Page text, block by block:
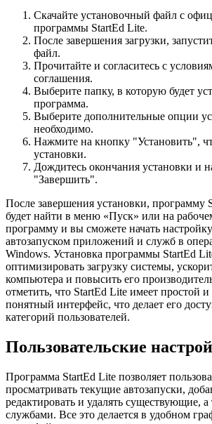
Скачайте установочный файл с
программы StartEd Lite.
После завершения загрузки,
файл.
Прочитайте и согласитесь с
соглашения.
Выберите папку, в которую будет
программа.
Выберите дополнительные опции
необходимо.
Нажмите на кнопку "Установить",
установки.
Дождитесь окончания установки и
"Завершить".
После завершения установки, программу
будет найти в меню «Пуск» или на
программу и вы сможете начать
автозапуском приложений и служб в
Windows. Установка программы StartEd
оптимизировать загрузку системы,
компьютера и повысить его
отметить, что StartEd Lite имеет простой
понятный интерфейс, что делает его
категорий пользователей.
Пользовательские
Программа StartEd Lite позволяет
просматривать текущие автозапуски,
редактировать и удалять существующие, а
службами. Все это делается в удобном